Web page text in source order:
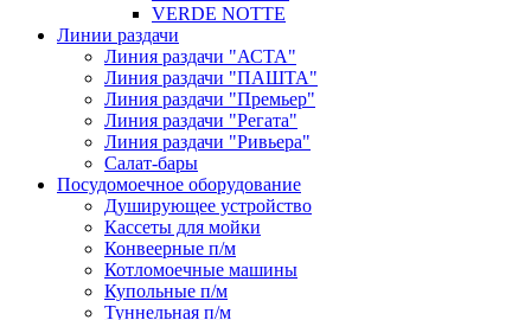
VERDE NOTTE
Линии раздачи
Линия раздачи "АСТА"
Линия раздачи "ПАШТА"
Линия раздачи "Премьер"
Линия раздачи "Регата"
Линия раздачи "Ривьера"
Салат-бары
Посудомоечное оборудование
Душирующее устройство
Кассеты для мойки
Конвеерные п/м
Котломоечные машины
Купольные п/м
Туннельная п/м